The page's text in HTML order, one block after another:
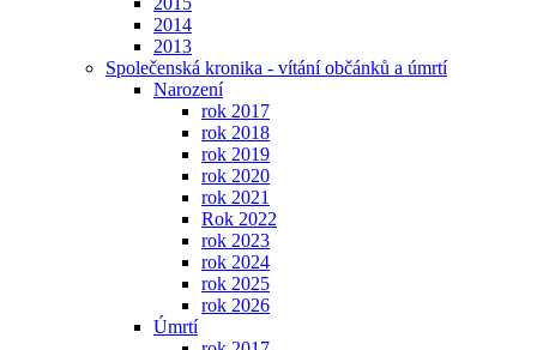
2014
2013
Společenská kronika - vítání občánků a úmrtí
Narození
rok 2017
rok 2018
rok 2019
rok 2020
rok 2021
Rok 2022
rok 2023
rok 2024
rok 2025
rok 2026
Úmrtí